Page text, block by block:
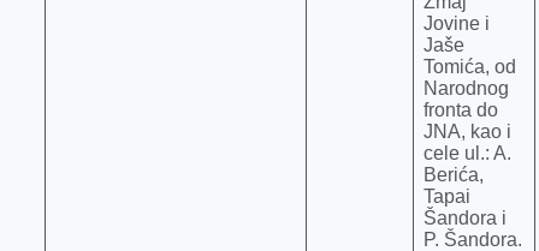
Jovine i
Jaše
Tomića, od
Narodnog
fronta do
JNA, kao i
cele ul.: A.
Berića,
Tapai
Šandora i
P. Šandora.